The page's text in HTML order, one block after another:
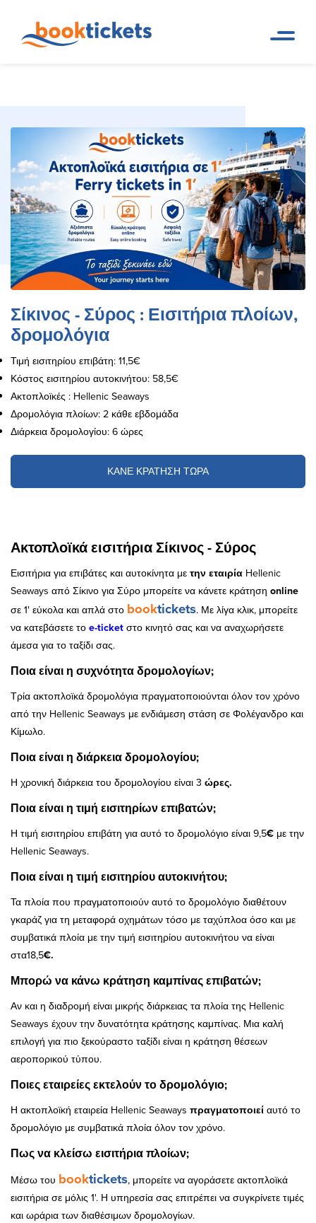
εισιτήρια πλοίων
Σίκινος - Σύρος : Εισιτήρια πλοίων,
δρομολόγια
Τιμή εισιτηρίου επιβάτη: 11,5€
Κόστος εισιτηρίου αυτοκινήτου: 58,5€
Ακτοπλοϊκές : Hellenic Seaways
Δρομολόγια πλοίων: 2 κάθε εβδομάδα
Διάρκεια δρομολογίου: 6 ώρες
ΚΑΝΕ ΚΡΑΤΗΣΗ ΤΩΡΑ
Ακτοπλοϊκά εισιτήρια Σίκινος - Σύρος
Εισιτήρια για επιβάτες και αυτοκίνητα με την εταιρία Hellenic
Seaways από Σίκινο για Σύρο μπορείτε να κάνετε κράτηση online
σε 1' εύκολα και απλά στο booktickets. Με λίγα κλικ, μπορείτε
να κατεβάσετε το e-ticket στο κινητό σας και να αναχωρήσετε
άμεσα για το ταξίδι σας.
Ποια είναι η συχνότητα δρομολογίων;
Τρία ακτοπλοϊκά δρομολόγια πραγματοποιούνται όλον τον χρόνο
από την Hellenic Seaways με ενδιάμεση στάση σε Φολέγανδρο και
Κίμωλο.
Ποια είναι η διάρκεια δρομολογίου;
Η χρονική διάρκεια του δρομολογίου είναι 3 ώρες.
Ποια είναι η τιμή εισιτηρίων επιβατών;
Η τιμή εισιτηρίου επιβάτη για αυτό το δρομολόγιο είναι 9,5€ με την
Hellenic Seaways.
Ποια είναι η τιμή εισιτηρίου αυτοκινήτου;
Τα πλοία που πραγματοποιούν αυτό το δρομολόγιο διαθέτουν
γκαράζ για τη μεταφορά οχημάτων τόσο με ταχύπλοα όσο και με
συμβατικά πλοία με την τιμή εισιτηρίου αυτοκινήτου να είναι
στα18,5€.
Μπορώ να κάνω κράτηση καμπίνας επιβατών;
Αν και η διαδρομή είναι μικρής διάρκειας τα πλοία της Hellenic
Seaways έχουν την δυνατότητα κράτησης καμπίνας. Μια καλή
επιλογή για πιο ξεκούραστο ταξίδι είναι η κράτηση θέσεων
αεροπορικού τύπου.
Ποιες εταιρείες εκτελούν το δρομολόγιο;
Η ακτοπλοϊκή εταιρεία Hellenic Seaways πραγματοποιεί αυτό το
δρομολόγιο με συμβατικά πλοία όλον τον χρόνο.
Πως να κλείσω εισιτήρια πλοίων;
Μέσω του booktickets, μπορείτε να αγοράσετε ακτοπλοϊκά
εισιτήρια σε μόλις 1'. Η υπηρεσία σας επιτρέπει να συγκρίνετε τιμές
και ωράρια των διαθέσιμων δρομολογίων.